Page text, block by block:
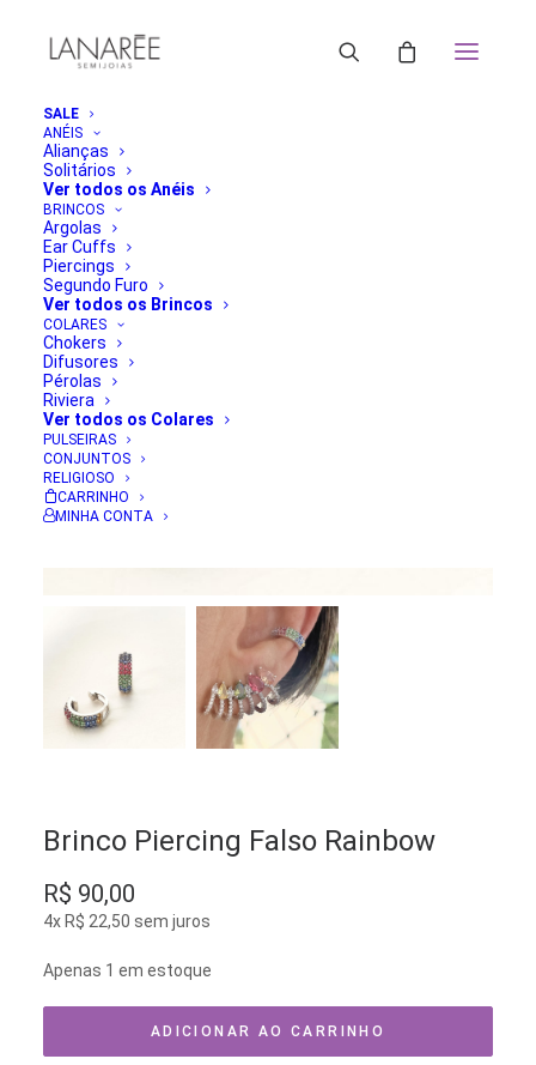
SALE
ANÉIS
Alianças
Solitários
Ver todos os Anéis
BRINCOS
Argolas
Ear Cuffs
Piercings
Segundo Furo
Ver todos os Brincos
COLARES
Chokers
Difusores
Pérolas
Riviera
Ver todos os Colares
PULSEIRAS
CONJUNTOS
RELIGIOSO
CARRINHO
MINHA CONTA
Brinco Piercing Falso Rainbow
R$ 90,00
4x R$ 22,50 sem juros
Apenas 1 em estoque
ADICIONAR AO CARRINHO